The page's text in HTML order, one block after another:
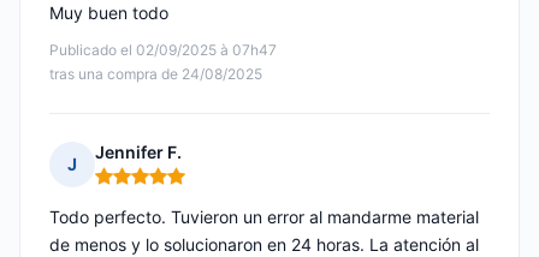
Publicado el 02/09/2025 à 07h47
tras una compra de 24/08/2025
Muy buen todo
J
Jennifer F.
Nota: 5 de 5
Todo perfecto. Tuvieron un error al mandarme material
de menos y lo solucionaron en 24 horas. La atención al